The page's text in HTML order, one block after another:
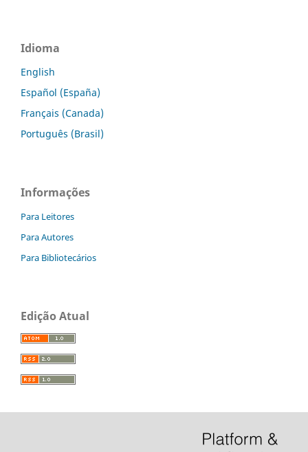
Idioma
English
Español (España)
Français (Canada)
Português (Brasil)
Informações
Para Leitores
Para Autores
Para Bibliotecários
Edição Atual